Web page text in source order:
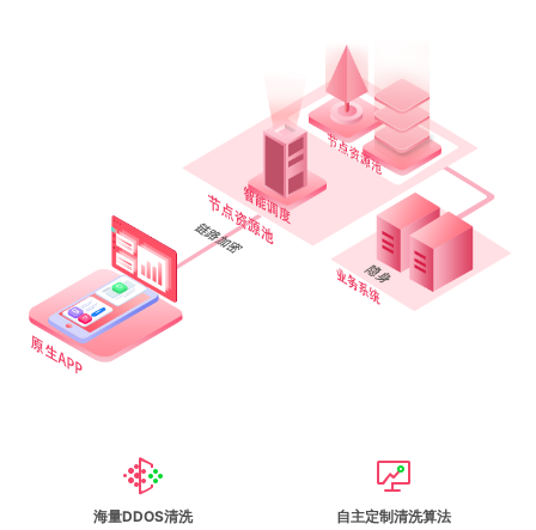
海量DDOS清洗
自主定制清洗算法